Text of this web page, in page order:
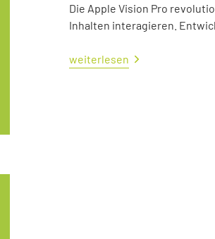
Die Apple Vision Pro
Inhalten interagieren.
weiterlesen